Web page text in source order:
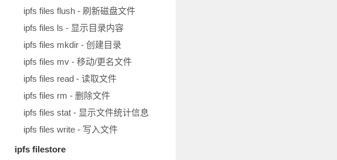
ipfs files flush - 刷新磁盘文件
ipfs files ls - 显示目录内容
ipfs files mkdir - 创建目录
ipfs files mv - 移动/更名文件
ipfs files read - 读取文件
ipfs files rm - 删除文件
ipfs files stat - 显示文件统计信息
ipfs files write - 写入文件
ipfs filestore